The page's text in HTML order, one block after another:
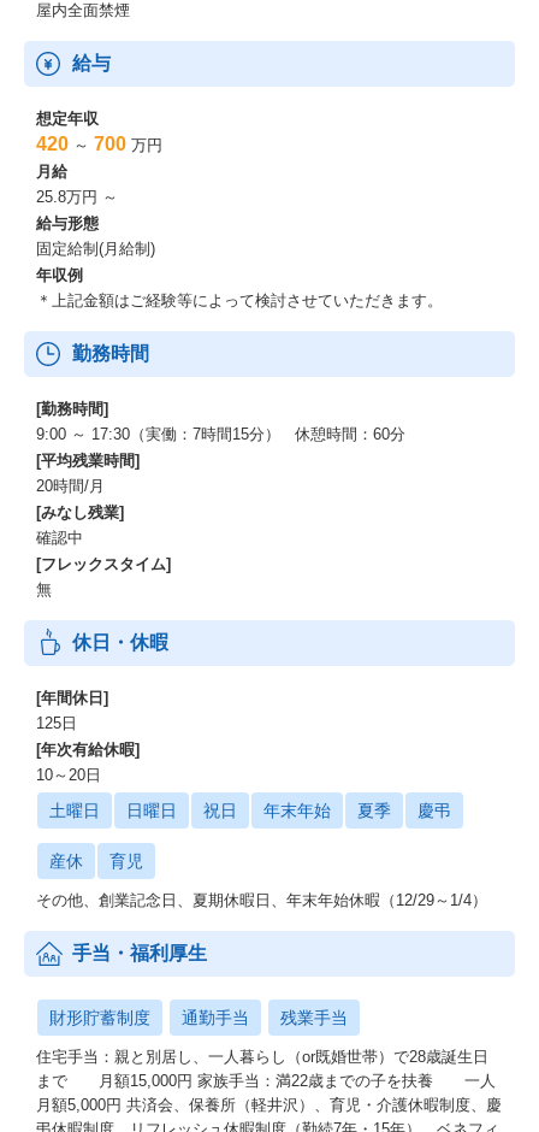
屋内全面禁煙
給与
想定年収
420 ～ 700 万円
月給
25.8万円 ～
給与形態
固定給制(月給制)
年収例
＊上記金額はご経験等によって検討させていただきます。
勤務時間
[勤務時間]
9:00 ～ 17:30（実働：7時間15分） 休憩時間：60分
[平均残業時間]
20時間/月
[みなし残業]
確認中
[フレックスタイム]
無
休日・休暇
[年間休日]
125日
[年次有給休暇]
10～20日
土曜日 日曜日 祝日 年末年始 夏季 慶弔
産休 育児
その他、創業記念日、夏期休暇日、年末年始休暇（12/29～1/4）
手当・福利厚生
財形貯蓄制度 通勤手当 残業手当
住宅手当：親と別居し、一人暮らし（or既婚世帯）で28歳誕生日
まで 月額15,000円 家族手当：満22歳までの子を扶養 一人
月額5,000円 共済会、保養所（軽井沢）、育児・介護休暇制度、慶